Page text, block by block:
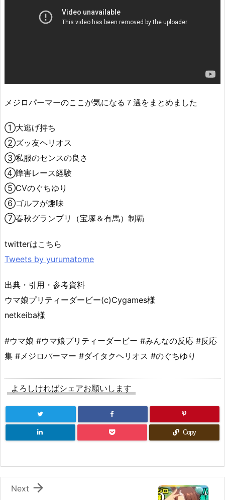
メジロパーマーのここが気になる７選をまとめました
①大逃げ持ち
②ズッ友ヘリオス
③私服のセンスの良さ
④障害レース経験
⑤CVのぐちゆり
⑥ゴルフが趣味
⑦春秋グランプリ（宝塚＆有馬）制覇
twitterはこちら
Tweets by yurumatome
出典・引用・参考資料
ウマ娘プリティーダービー(c)Cygames様
netkeiba様
#ウマ娘 #ウマ娘プリティーダービー #みんなの反応 #反応
集 #メジロパーマー #ダイタクヘリオス #のぐちゆり
よろしければシェアお願いします
Copy

Next